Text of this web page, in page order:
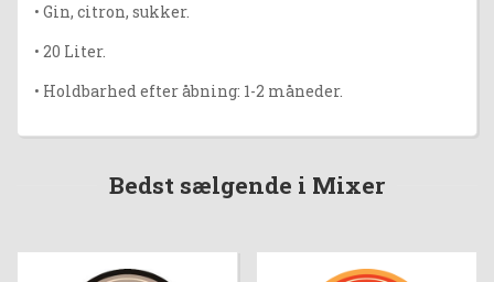
• Gin, citron, sukker.
• 20 Liter.
• Holdbarhed efter åbning: 1-2 måneder.
Bedst sælgende i Mixer